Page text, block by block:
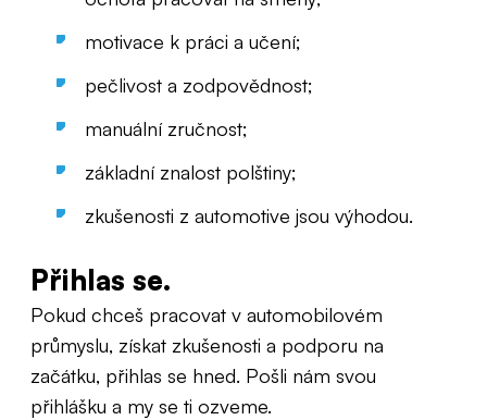
motivace k práci a učení;
pečlivost a zodpovědnost;
manuální zručnost;
základní znalost polštiny;
zkušenosti z automotive jsou výhodou.
Přihlas se.
Pokud chceš pracovat v automobilovém
průmyslu, získat zkušenosti a podporu na
začátku, přihlas se hned. Pošli nám svou
přihlášku a my se ti ozveme.